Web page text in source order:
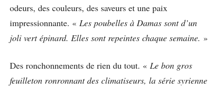
odeurs, des couleurs, des saveurs et une paix
impressionnante. « Les poubelles à Damas sont d’un
joli vert épinard. Elles sont repeintes chaque semaine. »
Des ronchonnements de rien du tout. « Le bon gros
feuilleton ronronnant des climatiseurs, la série syrienne